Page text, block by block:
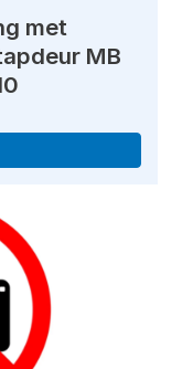
met
MB